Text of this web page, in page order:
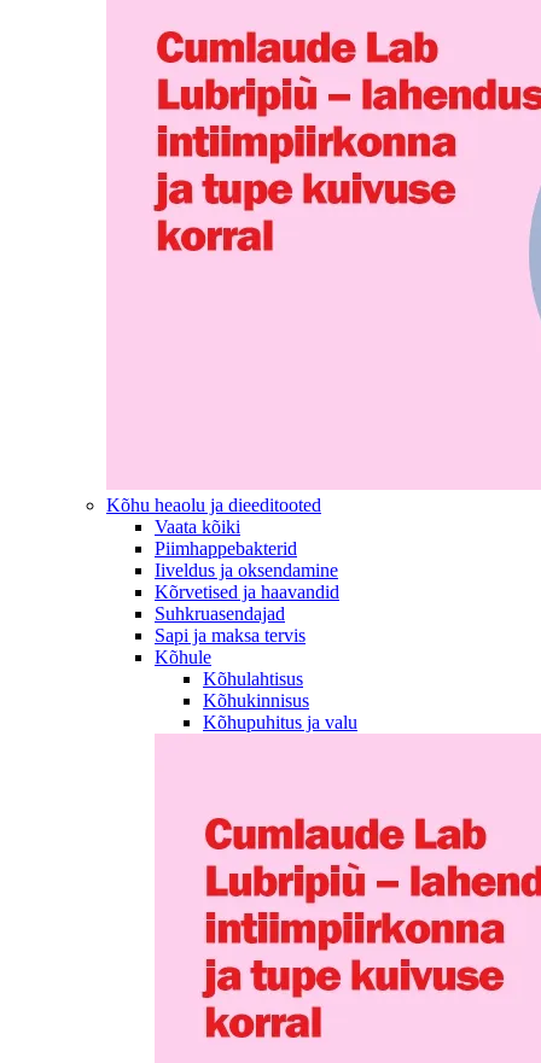
Kõhu heaolu ja dieeditooted
Vaata kõiki
Piimhappebakterid
Iiveldus ja oksendamine
Kõrvetised ja haavandid
Suhkruasendajad
Sapi ja maksa tervis
Kõhule
Kõhulahtisus
Kõhukinnisus
Kõhupuhitus ja valu